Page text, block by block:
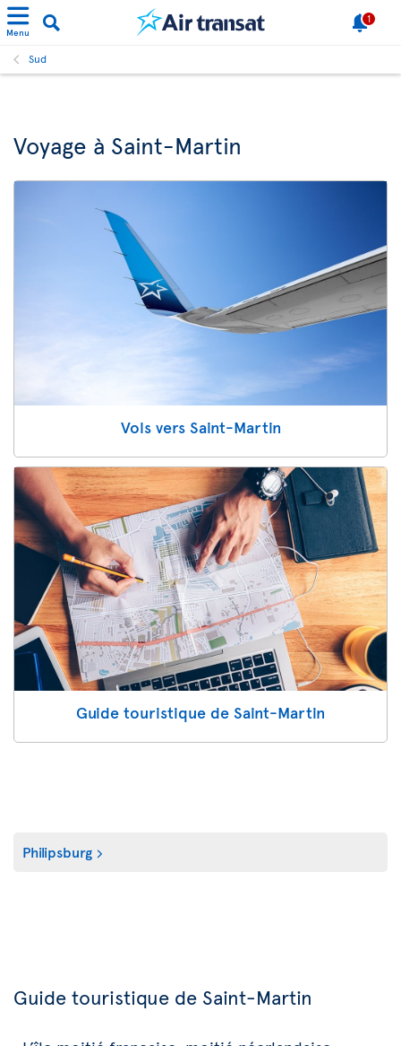
Menu
1
Sud
Voyage à Saint-Martin
Vols vers Saint-Martin
Guide touristique de Saint-Martin
Philipsburg
Guide touristique de Saint-Martin